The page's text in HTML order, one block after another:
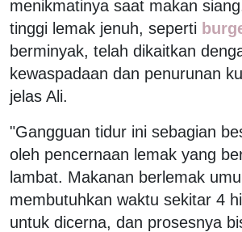
menikmatinya saat makan
tinggi lemak jenuh, seperti
berminyak, telah dikaitkan
kewaspadaan dan penurunan
jelas Ali.
"Gangguan tidur ini sebagian
oleh pencernaan lemak yang
lambat. Makanan berlemak
membutuhkan waktu sekitar 4
untuk dicerna, dan prosesnya